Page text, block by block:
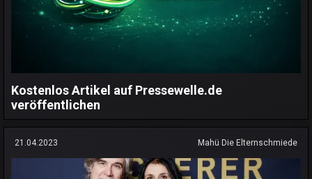
Kostenlos Artikel auf Pressewelle.de
veröffentlichen
21.04.2023 Mahü Die Elternschmiede